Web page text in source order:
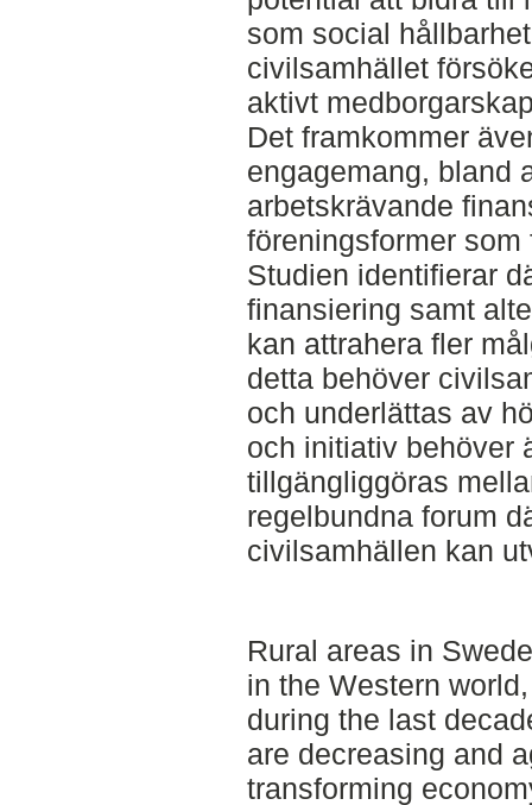
som social
civilsamhället
aktivt
Det framkommer
engagemang, bland
arbetskrävande
föreningsformer
Studien identifierar
finansiering samt
kan attrahera fler
detta behöver
och underlättas av
och initiativ behöver
tillgängliggöras
regelbundna forum
civilsamhällen kan
Rural areas in
in the Western
during the last
are decreasing and
transforming